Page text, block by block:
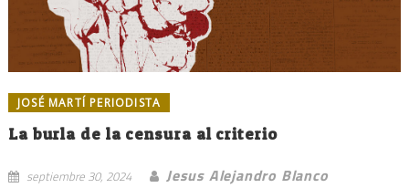
JOSÉ MARTÍ PERIODISTA
La burla de la censura al criterio
septiembre 30, 2024
Jesus Alejandro Blanco